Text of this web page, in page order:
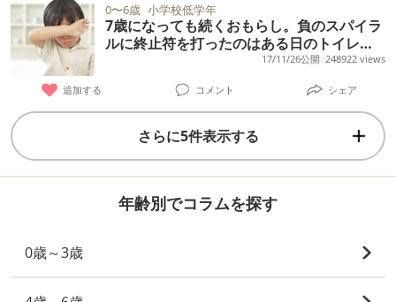
0〜6歳 小学校低学年
7歳になっても続くおもらし。負のスパイラ
ルに終止符を打ったのはある日のトイレの
17/11/26公開 248922 views
追加する コメント シェア
さらに5件表示する
年齢別でコラムを探す
0歳～3歳